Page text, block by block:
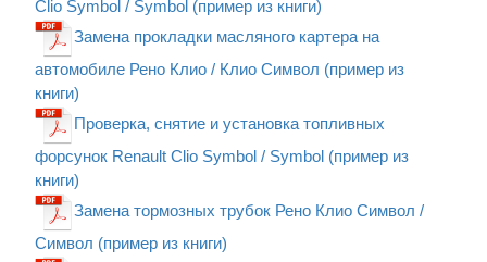
Clio Symbol / Symbol (пример из книги)
Замена прокладки масляного картера на
автомобиле Рено Клио / Клио Символ (пример из
книги)
Проверка, снятие и установка топливных
форсунок Renault Clio Symbol / Symbol (пример из
книги)
Замена тормозных трубок Рено Клио Символ /
Символ (пример из книги)